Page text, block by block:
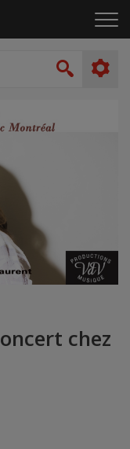
le
chez